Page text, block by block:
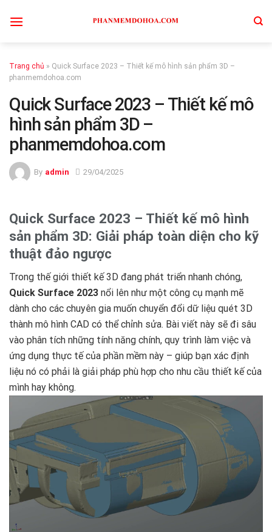
Trang chủ » Quick Surface 2023 – Thiết kế mô hình sản phẩm 3D –
phanmemdohoa.com
Quick Surface 2023 – Thiết kế mô
hình sản phẩm 3D –
phanmemdohoa.com
By admin 29/04/2025
Quick Surface 2023 – Thiết kế mô hình
sản phẩm 3D: Giải pháp toàn diện cho kỹ
thuật đảo ngược
Trong thế giới thiết kế 3D đang phát triển nhanh chóng,
Quick Surface 2023 nổi lên như một công cụ mạnh mẽ
dành cho các chuyên gia muốn chuyển đổi dữ liệu quét 3D
thành mô hình CAD có thể chỉnh sửa. Bài viết này sẽ đi sâu
vào phân tích những tính năng chính, quy trình làm việc và
ứng dụng thực tế của phần mềm này – giúp bạn xác định
liệu nó có phải là giải pháp phù hợp cho nhu cầu thiết kế của
mình hay không.